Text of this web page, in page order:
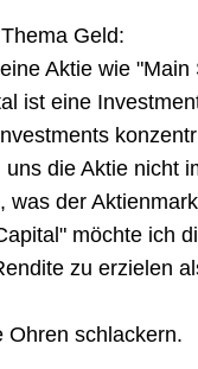
Geld:
Aktie wie "Main
ist eine
die Aktie nicht
was der
möchte ich
zu erzielen
Ohren schlackern.